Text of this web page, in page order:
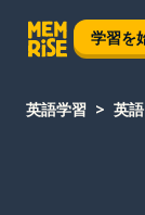
学習を
英語学習 英